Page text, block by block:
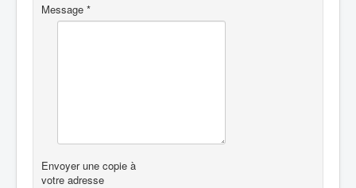
Message *
Envoyer une copie à
votre adresse